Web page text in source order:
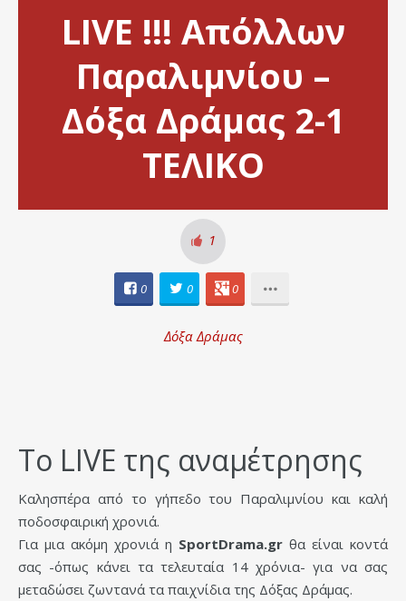
LIVE !!! Απόλλων
Παραλιμνίου –
Δόξα Δράμας 2-1
ΤΕΛΙΚΟ
1
0 0 0
Δόξα Δράμας
To LIVE της αναμέτρησης
Καλησπέρα από το γήπεδο του Παραλιμνίου και καλή
ποδοσφαιρική χρονιά.
Για μια ακόμη χρονιά η SportDrama.gr θα είναι κοντά
σας -όπως κάνει τα τελευταία 14 χρόνια- για να σας
μεταδώσει ζωντανά τα παιχνίδια της Δόξας Δράμας.